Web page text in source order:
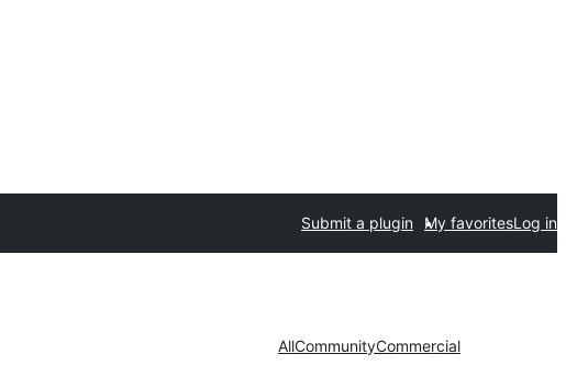
Submit a plugin My favoritesLog in
AllCommunityCommercial